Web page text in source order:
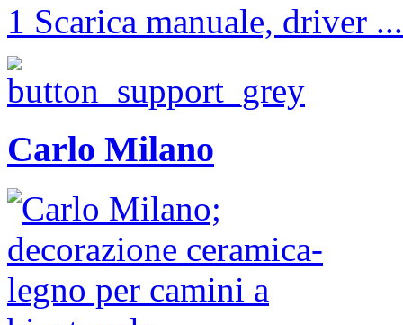
1 Scarica manuale, driver ...
Carlo Milano